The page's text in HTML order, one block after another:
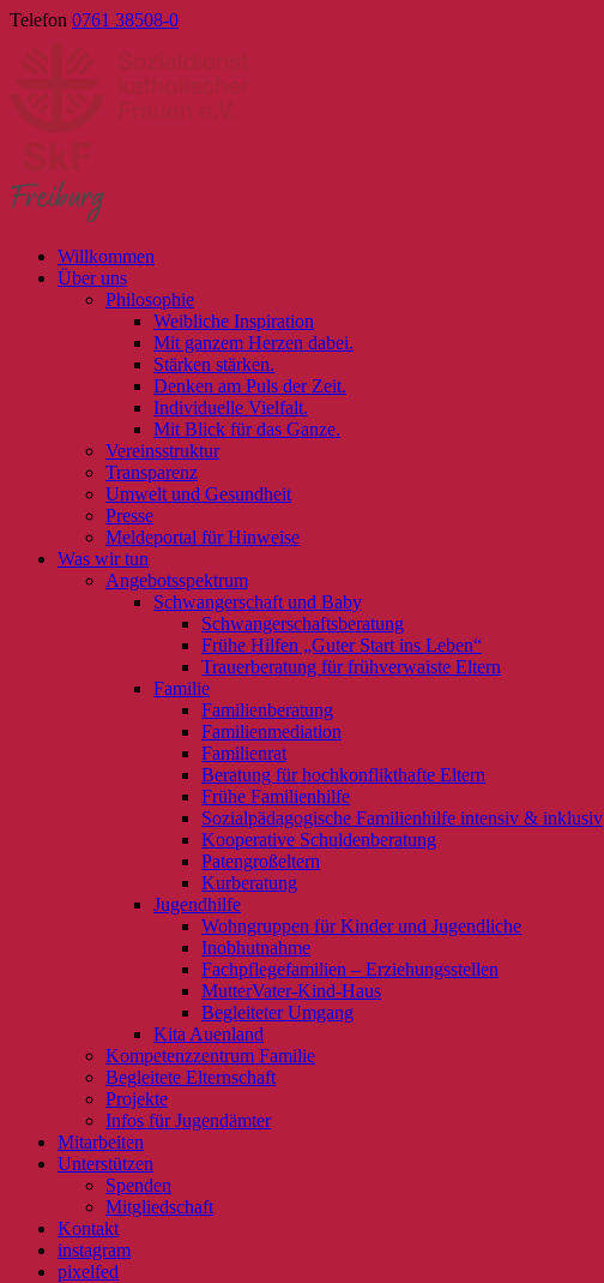
Skip
Telefon 0761 38508-0
Willkommen
Über uns
Philosophie
Weibliche Inspiration
Mit ganzem Herzen dabei.
Stärken stärken.
Denken am Puls der Zeit.
Individuelle Vielfalt.
Mit Blick für das Ganze.
Vereinsstruktur
Transparenz
Umwelt und Gesundheit
Presse
Meldeportal für Hinweise
Was wir tun
Angebotsspektrum
Schwangerschaft und Baby
Schwangerschaftsberatung
Frühe Hilfen „Guter Start ins Leben“
Trauerberatung für frühverwaiste Eltern
Familie
Familienberatung
Familienmediation
Familienrat
Beratung für hochkonflikthafte Eltern
Frühe Familienhilfe
Sozialpädagogische Familienhilfe intensiv & inklusiv
Kooperative Schuldenberatung
Patengroßeltern
Kurberatung
Jugendhilfe
Wohngruppen für Kinder und Jugendliche
Inobhutnahme
Fachpflegefamilien – Erziehungsstellen
MutterVater-Kind-Haus
Begleiteter Umgang
Kita Auenland
Kompetenzzentrum Familie
Begleitete Elternschaft
Projekte
Infos für Jugendämter
Mitarbeiten
Unterstützen
Spenden
Mitgliedschaft
Kontakt
instagram
pixelfed